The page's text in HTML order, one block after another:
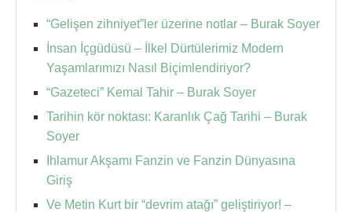
“Gelişen zihniyet”ler üzerine notlar – Burak Soyer
İnsan İçgüdüsü – İlkel Dürtülerimiz Modern
Yaşamlarımızı Nasıl Biçimlendiriyor?
“Gazeteci” Kemal Tahir – Burak Soyer
Tarihin kör noktası: Karanlık Çağ Tarihi – Burak
Soyer
Ihlamur Akşamı Fanzin ve Fanzin Dünyasına
Giriş
Ve Metin Kurt bir “devrim atağı” geliştiriyor! –